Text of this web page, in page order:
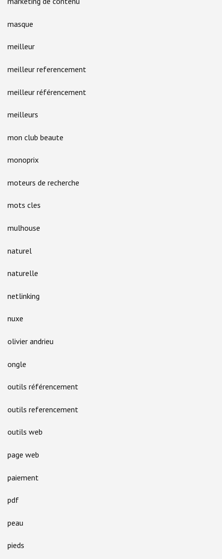
masque
meilleur
meilleur referencement
meilleur référencement
meilleurs
mon club beaute
monoprix
moteurs de recherche
mots cles
mulhouse
naturel
naturelle
netlinking
nuxe
olivier andrieu
ongle
outils référencement
outils referencement
outils web
page web
paiement
pdf
peau
pieds